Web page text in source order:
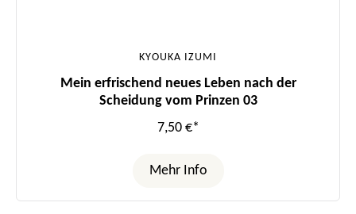
KYOUKA IZUMI
Mein erfrischend neues Leben nach der
Scheidung vom Prinzen 03
7,50 €*
Mehr Info